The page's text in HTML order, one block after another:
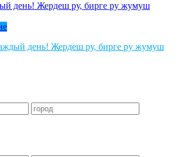
день! Жердеш ру, бирге ру жумуш